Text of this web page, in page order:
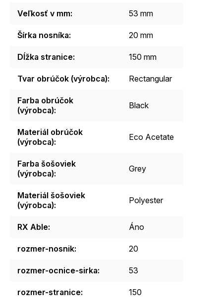
Veľkosť v mm: 53 mm
Šírka nosníka: 20 mm
Dĺžka stranice: 150 mm
Tvar obrúčok (výrobca): Rectangular
Farba obrúčok
(výrobca): Black
Materiál obrúčok
(výrobca): Eco Acetate
Farba šošoviek
(výrobca): Grey
Materiál šošoviek
(výrobca): Polyester
RX Able: Áno
rozmer-nosnik: 20
rozmer-ocnice-sirka: 53
rozmer-stranice: 150